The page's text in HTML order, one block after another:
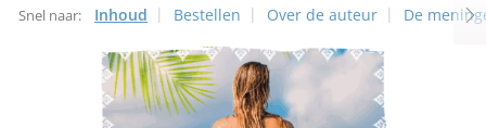
Snel naar: Inhoud Bestellen Over de auteur De